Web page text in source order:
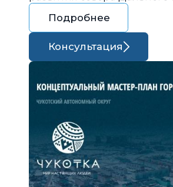
Подробнее
Консультация